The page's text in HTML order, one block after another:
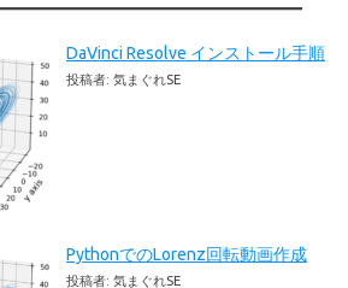
DaVinci Resolve インストール手順
投稿者: 気まぐれSE
PythonでのLorenz回転動画作成
投稿者: 気まぐれSE